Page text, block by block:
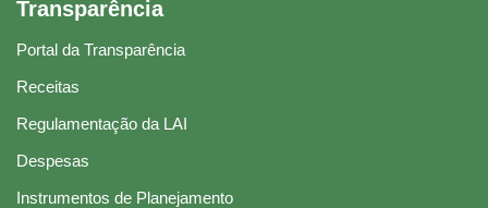
Transparência
Portal da Transparência
Receitas
Regulamentação da LAI
Despesas
Instrumentos de Planejamento